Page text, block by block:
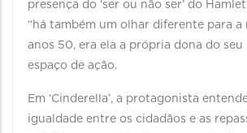
presença do ‘ser ou não ser’ do
“há também um olhar diferente para a
anos 50, era ela a própria dona do seu
espaço de ação.
Em ‘Cinderella’, a protagonista
igualdade entre os cidadãos e as